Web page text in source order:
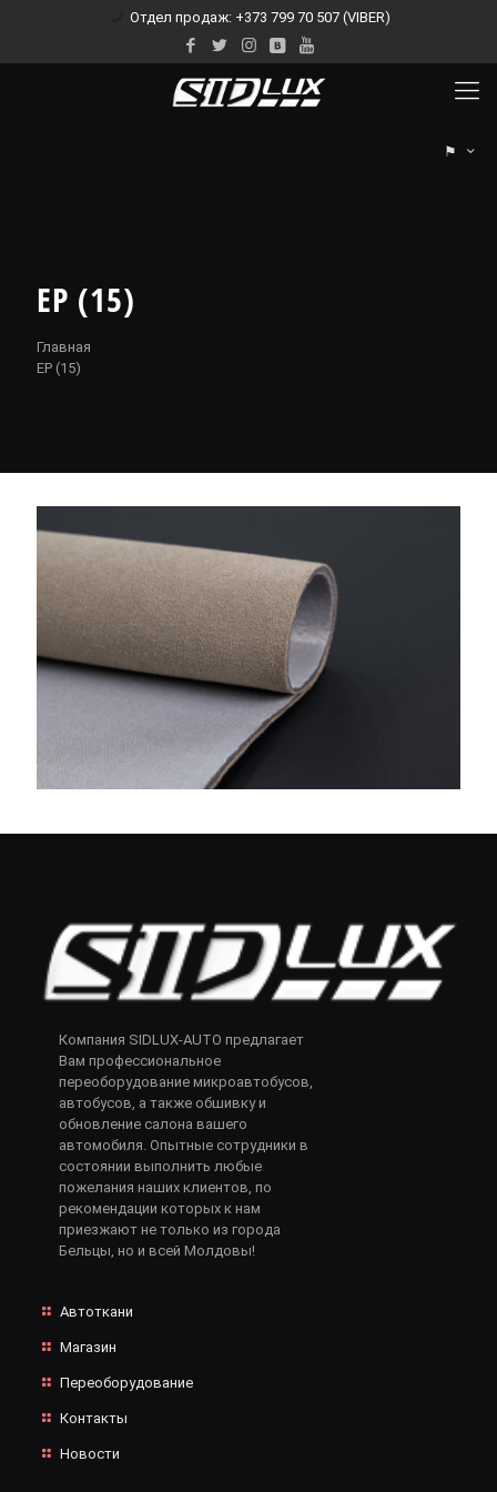
Отдел продаж: +373 799 70 507 (VIBER)
⚑
EP (15)
Главная
EP (15)
Компания SIDLUX-AUTO предлагает
Вам профессиональное
переоборудование микроавтобусов,
автобусов, а также обшивку и
обновление салона вашего
автомобиля. Опытные сотрудники в
состоянии выполнить любые
пожелания наших клиентов, по
рекомендации которых к нам
приезжают не только из города
Бельцы, но и всей Молдовы!
Автоткани
Магазин
Переоборудование
Контакты
Новости